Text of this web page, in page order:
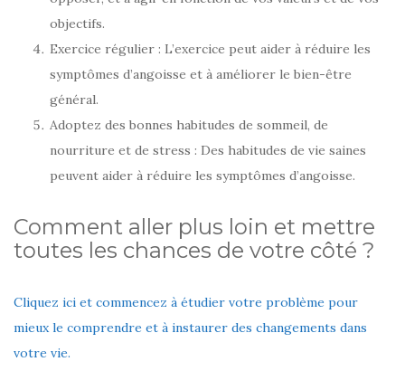
objectifs.
Exercice régulier : L’exercice peut aider à réduire les
symptômes d’angoisse et à améliorer le bien-être
général.
Adoptez des bonnes habitudes de sommeil, de
nourriture et de stress : Des habitudes de vie saines
peuvent aider à réduire les symptômes d’angoisse.
Comment aller plus loin et mettre
toutes les chances de votre côté ?
Cliquez ici et commencez à étudier votre problème pour
mieux le comprendre et à instaurer des changements dans
votre vie.